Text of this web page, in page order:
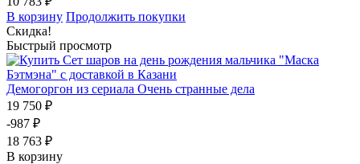
В корзину Продолжить покупки
Скидка!
Быстрый просмотр
Демогоргон из сериала Очень странные дела
19 750 ₽
-987 ₽
18 763 ₽
В корзину